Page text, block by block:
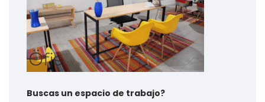
Buscas un espacio de trabajo?